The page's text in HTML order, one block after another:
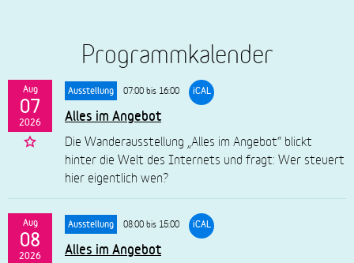
Programmkalender
Aug
07
2026
Ausstellung 07:00 bis 16:00 iCAL
Alles im Angebot
Die Wanderausstellung „Alles im Angebot“ blickt
hinter die Welt des Internets und fragt: Wer steuert
hier eigentlich wen?
Aug
08
2026
Ausstellung 08:00 bis 15:00 iCAL
Alles im Angebot